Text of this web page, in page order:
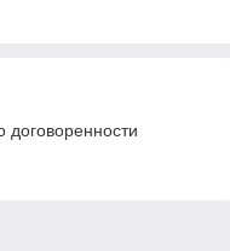
договоренности